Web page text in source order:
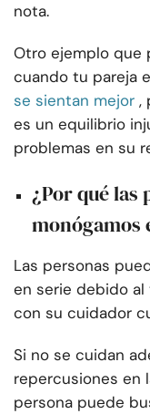
nota.
Otro ejemplo que
cuando tu pareja
se sientan mejor ,
es un equilibrio
problemas en su
¿Por qué las
monógamos
Las personas
en serie debido
con su cuidador
Si no se cuidan
repercusiones en
persona puede